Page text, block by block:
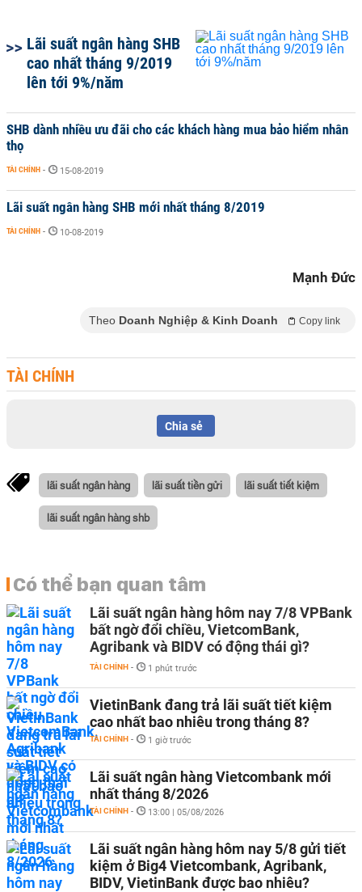
Lãi suất ngân hàng SHB
cao nhất tháng 9/2019
lên tới 9%/năm
SHB dành nhiều ưu đãi cho các khách hàng mua bảo hiểm nhân
thọ
TÀI CHÍNH - 15-08-2019
Lãi suất ngân hàng SHB mới nhất tháng 8/2019
TÀI CHÍNH - 10-08-2019
Mạnh Đức
Theo Doanh Nghiệp & Kinh Doanh Copy link
TÀI CHÍNH
Chia sẻ
lãi suất ngân hàng lãi suất tiền gửi lãi suất tiết kiệm
lãi suất ngân hàng shb
Có thể bạn quan tâm
Lãi suất ngân hàng hôm nay 7/8 VPBank
bất ngờ đổi chiều, VietcomBank,
Agribank và BIDV có động thái gì?
TÀI CHÍNH - 1 phút trước
VietinBank đang trả lãi suất tiết kiệm
cao nhất bao nhiêu trong tháng 8?
TÀI CHÍNH - 1 giờ trước
Lãi suất ngân hàng Vietcombank mới
nhất tháng 8/2026
TÀI CHÍNH - 13:00 | 05/08/2026
Lãi suất ngân hàng hôm nay 5/8 gửi tiết
kiệm ở Big4 Vietcombank, Agribank,
BIDV, VietinBank được bao nhiêu?